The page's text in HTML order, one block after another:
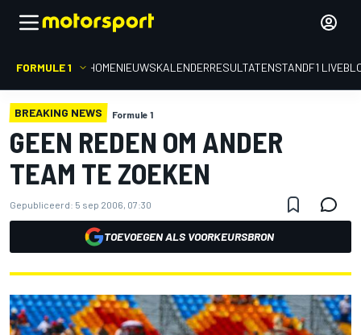
FORMULE 1 HOMENIEUWSKALENDERRESULTATENSTANDF1
BREAKING NEWS Formule 1
GEEN REDEN OM ANDER
TEAM TE ZOEKEN
Gepubliceerd: 5 sep 2006, 07:30
TOEVOEGEN ALS VOORKEURSBRON